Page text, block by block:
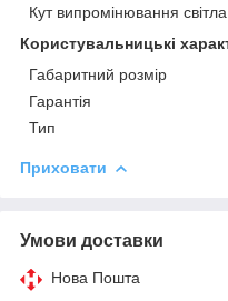
Кут випромінювання світла
Користувальницькі
Габаритний розмір
Гарантія
Тип
Приховати
Умови доставки
Нова Пошта